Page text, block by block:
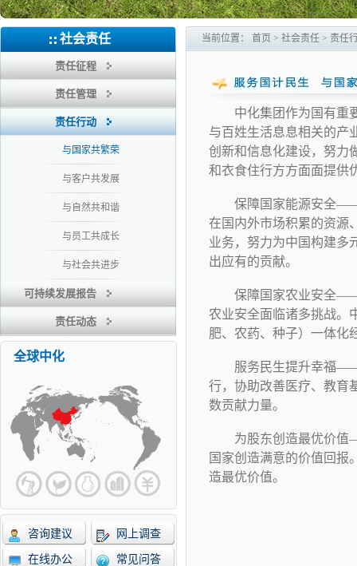
社会责任
责任征程
责任管理
责任行动
与国家共繁荣
与客户共发展
与自然共和谐
与员工共成长
与社会共进步
可持续发展报告
责任动态
全球中化
咨询建议 网上调查
在线办公 常见问答
当前位置： 首页 > 社会责任 > 责任
中化集团作为国有重
与百姓生活息息相关的产
创新和信息化建设，努力
和衣食住行方方面面提供
保障国家能源安全
在国内外市场积累的资源
业务，努力为中国构建多
出应有的贡献。
保障国家农业安全
农业安全面临诸多挑战。
肥、农药、种子）一体化
服务民生提升幸福
行，协助改善医疗、教育
数贡献力量。
为股东创造最优价值
国家创造满意的价值回报
造最优价值。